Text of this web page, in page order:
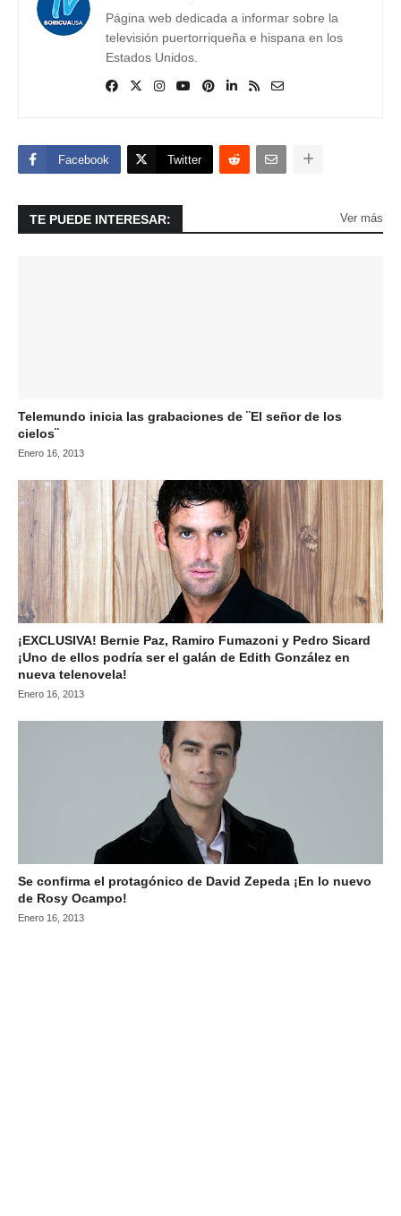
Página web dedicada a informar sobre la
televisión puertorriqueña e hispana en los
Estados Unidos.
Facebook Twitter
TE PUEDE INTERESAR: Ver más
Telemundo inicia las grabaciones de ¨El señor de los
cielos¨
Enero 16, 2013
¡EXCLUSIVA! Bernie Paz, Ramiro Fumazoni y Pedro Sicard
¡Uno de ellos podría ser el galán de Edith González en
nueva telenovela!
Enero 16, 2013
Se confirma el protagónico de David Zepeda ¡En lo nuevo
de Rosy Ocampo!
Enero 16, 2013